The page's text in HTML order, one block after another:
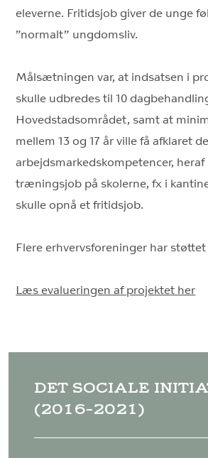
eleverne. Fritidsjob giver de unge
”normalt” ungdomsliv.
Målsætningen var, at indsatsen i
skulle udbredes til 10
Hovedstadsområdet, samt at
mellem 13 og 17 år ville få afklaret
arbejdsmarkedskompetencer, heraf
træningsjob på skolerne, fx i
skulle opnå et fritidsjob.
Flere erhvervsforeninger har
Læs evalueringen af projektet her
DET SOCIALE
(2016-2021)